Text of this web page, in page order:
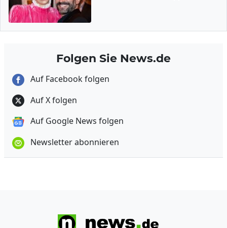
Folgen Sie News.de
Auf Facebook folgen
Auf X folgen
Auf Google News folgen
Newsletter abonnieren